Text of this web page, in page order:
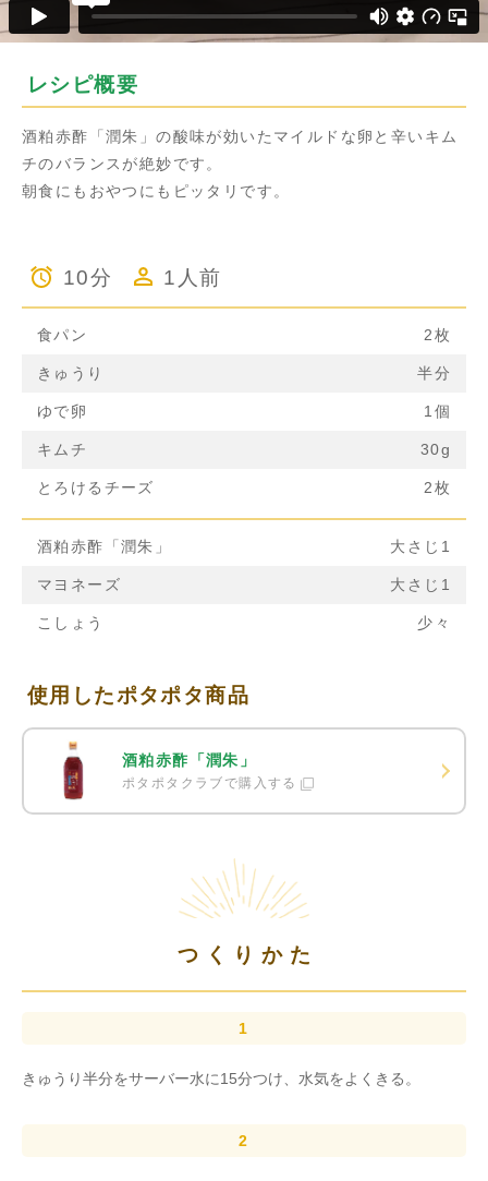
レシピ概要
酒粕赤酢「潤朱」の酸味が効いたマイルドな卵と辛いキム
チのバランスが絶妙です。
朝食にもおやつにもピッタリです。
10分 1人前
食パン 2枚
きゅうり 半分
ゆで卵 1個
キムチ 30g
とろけるチーズ 2枚
酒粕赤酢「潤朱」 大さじ1
マヨネーズ 大さじ1
こしょう 少々
使用したポタポタ商品
酒粕赤酢「潤朱」
ポタポタクラブで購入する
つくりかた
きゅうり半分をサーバー水に15分つけ、水気をよくきる。